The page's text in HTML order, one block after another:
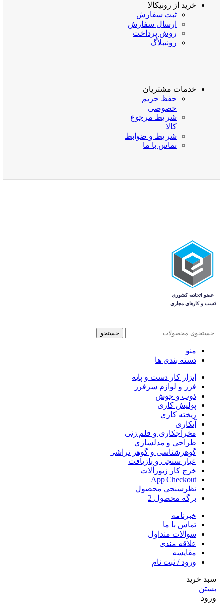
خرید از رونیکالا
ثبت سفارش
ارسال سفارش
روش پرداخت
رونیبلاگ
خدمات مشتریان
حفظ حریم
خصوصی
شرایط مرجوع
کالا
شرایط و ضوابط
تماس با ما
جستجو
منو
دسته بندی ها
ابزار کار دست و پایه
فرز و لوازم سرفرز
ذوب و جوش
پولیش کاری
ریخته کاری
آبکاری
مخراجکاری و قلم زنی
طراحی و مدلسازی
گوهرشناسی و گوهر تراشی
عیار سنجی و بازیافت
خرج کار زیورآلات
App Checkout
نظرسنجی محصول
برگه محصول 2
خبرنامه
تماس با ما
سوالات متداول
علاقه مندی
مقایسه
ورود / ثبت نام
سبد خرید
بستن
ورود